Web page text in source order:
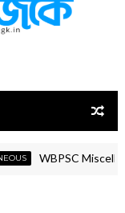
WBPSC Miscellaneous